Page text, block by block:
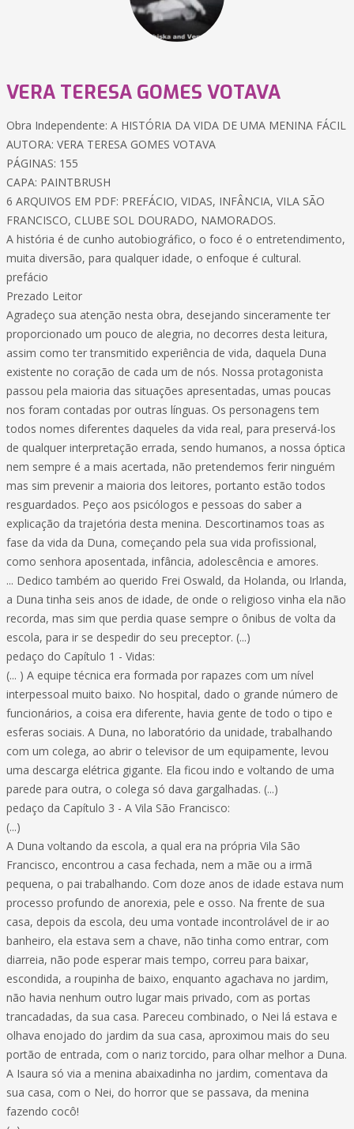
VERA TERESA GOMES VOTAVA
Obra Independente: A HISTÓRIA DA VIDA DE UMA MENINA FÁCIL
AUTORA: VERA TERESA GOMES VOTAVA
PÁGINAS: 155
CAPA: PAINTBRUSH
6 ARQUIVOS EM PDF: PREFÁCIO, VIDAS, INFÂNCIA, VILA SÃO
FRANCISCO, CLUBE SOL DOURADO, NAMORADOS.
A história é de cunho autobiográfico, o foco é o entretendimento,
muita diversão, para qualquer idade, o enfoque é cultural.
prefácio
Prezado Leitor
Agradeço sua atenção nesta obra, desejando sinceramente ter
proporcionado um pouco de alegria, no decorres desta leitura,
assim como ter transmitido experiência de vida, daquela Duna
existente no coração de cada um de nós. Nossa protagonista
passou pela maioria das situações apresentadas, umas poucas
nos foram contadas por outras línguas. Os personagens tem
todos nomes diferentes daqueles da vida real, para preservá-los
de qualquer interpretação errada, sendo humanos, a nossa óptica
nem sempre é a mais acertada, não pretendemos ferir ninguém
mas sim prevenir a maioria dos leitores, portanto estão todos
resguardados. Peço aos psicólogos e pessoas do saber a
explicação da trajetória desta menina. Descortinamos toas as
fase da vida da Duna, começando pela sua vida profissional,
como senhora aposentada, infância, adolescência e amores.
... Dedico também ao querido Frei Oswald, da Holanda, ou Irlanda,
a Duna tinha seis anos de idade, de onde o religioso vinha ela não
recorda, mas sim que perdia quase sempre o ônibus de volta da
escola, para ir se despedir do seu preceptor. (...)
pedaço do Capítulo 1 - Vidas:
(... ) A equipe técnica era formada por rapazes com um nível
interpessoal muito baixo. No hospital, dado o grande número de
funcionários, a coisa era diferente, havia gente de todo o tipo e
esferas sociais. A Duna, no laboratório da unidade, trabalhando
com um colega, ao abrir o televisor de um equipamente, levou
uma descarga elétrica gigante. Ela ficou indo e voltando de uma
parede para outra, o colega só dava gargalhadas. (...)
pedaço da Capítulo 3 - A Vila São Francisco:
(...)
A Duna voltando da escola, a qual era na própria Vila São
Francisco, encontrou a casa fechada, nem a mãe ou a irmã
pequena, o pai trabalhando. Com doze anos de idade estava num
processo profundo de anorexia, pele e osso. Na frente de sua
casa, depois da escola, deu uma vontade incontrolável de ir ao
banheiro, ela estava sem a chave, não tinha como entrar, com
diarreia, não pode esperar mais tempo, correu para baixar,
escondida, a roupinha de baixo, enquanto agachava no jardim,
não havia nenhum outro lugar mais privado, com as portas
trancadadas, da sua casa. Pareceu combinado, o Nei lá estava e
olhava enojado do jardim da sua casa, aproximou mais do seu
portão de entrada, com o nariz torcido, para olhar melhor a Duna.
A Isaura só via a menina abaixadinha no jardim, comentava da
sua casa, com o Nei, do horror que se passava, da menina
fazendo cocô!